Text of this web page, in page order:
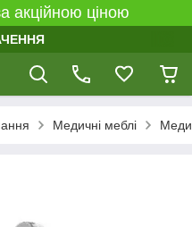
акційною ціною
Медичні меблі